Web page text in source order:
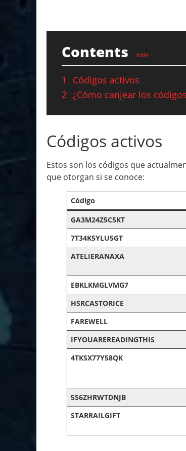
Contents hide
1
Códigos activos
2 ¿Cómo canjear los
Códigos activos
Estos son los códigos que
que otorgan si se conoce:
Código
GA3M24Z5C5KT
7T34K5YLU5GT
ATELIERANAXA
EBKLKMGLVMG7
HSRCASTORICE
FAREWELL
IFYOUAREREADINGTHIS
4TKSX77Y58QK
5S6ZHRWTDNJB
STARRAILGIFT